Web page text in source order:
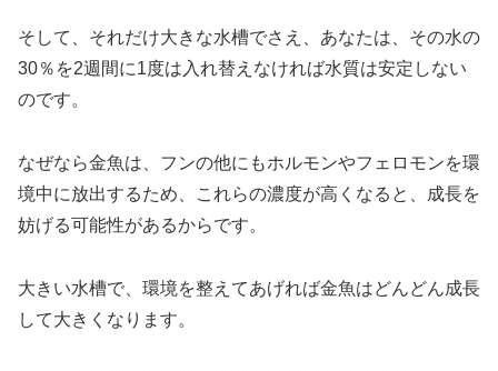
そして、それだけ大きな水槽でさえ、あなたは、その水の
30％を2週間に1度は入れ替えなければ水質は安定しない
のです。
なぜなら金魚は、フンの他にもホルモンやフェロモンを環
境中に放出するため、これらの濃度が高くなると、成長を
妨げる可能性があるからです。
大きい水槽で、環境を整えてあげれば金魚はどんどん成長
して大きくなります。